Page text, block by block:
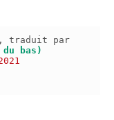
traduit par
du bas)